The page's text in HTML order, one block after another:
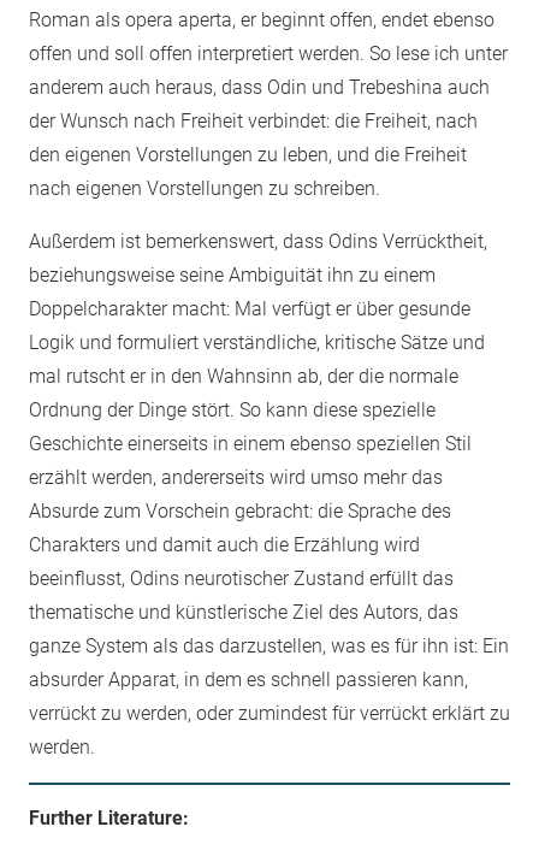
Roman als opera aperta, er beginnt offen, endet ebenso
offen und soll offen interpretiert werden. So lese ich unter
anderem auch heraus, dass Odin und Trebeshina auch
der Wunsch nach Freiheit verbindet: die Freiheit, nach
den eigenen Vorstellungen zu leben, und die Freiheit
nach eigenen Vorstellungen zu schreiben.
Außerdem ist bemerkenswert, dass Odins Verrücktheit,
beziehungsweise seine Ambiguität ihn zu einem
Doppelcharakter macht: Mal verfügt er über gesunde
Logik und formuliert verständliche, kritische Sätze und
mal rutscht er in den Wahnsinn ab, der die normale
Ordnung der Dinge stört. So kann diese spezielle
Geschichte einerseits in einem ebenso speziellen Stil
erzählt werden, andererseits wird umso mehr das
Absurde zum Vorschein gebracht: die Sprache des
Charakters und damit auch die Erzählung wird
beeinflusst, Odins neurotischer Zustand erfüllt das
thematische und künstlerische Ziel des Autors, das
ganze System als das darzustellen, was es für ihn ist: Ein
absurder Apparat, in dem es schnell passieren kann,
verrückt zu werden, oder zumindest für verrückt erklärt zu
werden.
Further Literature: